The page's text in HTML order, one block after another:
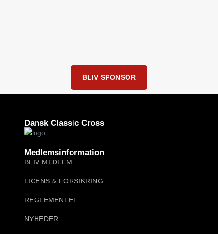
BLIV SPONSOR
Dansk Classic Cross
Medlemsinformation
BLIV MEDLEM
LICENS & FORSIKRING
REGLEMENTET
NYHEDER